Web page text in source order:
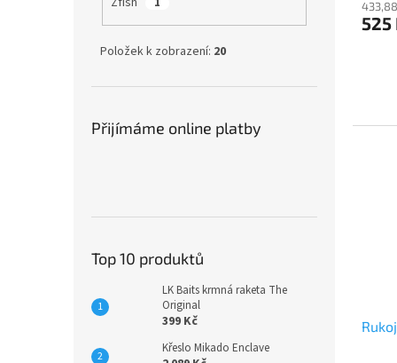
Položek k zobrazení: 20
Přijímáme online platby
Top 10 produktů
LK Baits krmná raketa The
Original
399 Kč
Křeslo Mikado Enclave
525